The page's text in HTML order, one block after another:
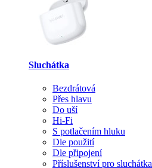
Sluchátka
Bezdrátová
Přes hlavu
Do uší
Hi-Fi
S potlačením hluku
Dle použití
Dle připojení
Příslušenství pro sluchátka